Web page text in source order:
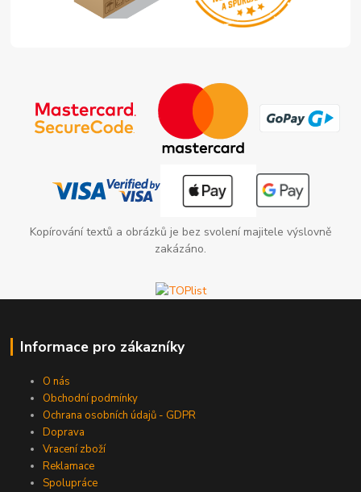
Kopírování textů a obrázků je bez svolení majitele výslovně
zakázáno.
Informace pro zákazníky
O nás
Obchodní podmínky
Ochrana osobních údajů - GDPR
Doprava
Vracení zboží
Reklamace
Spolupráce